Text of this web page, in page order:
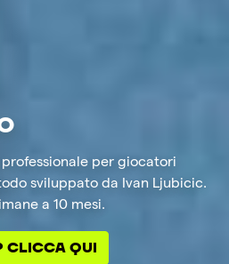
per giocatori
sviluppato da Ivan Ljubicic.
a 10 mesi.
CLICCA QUI